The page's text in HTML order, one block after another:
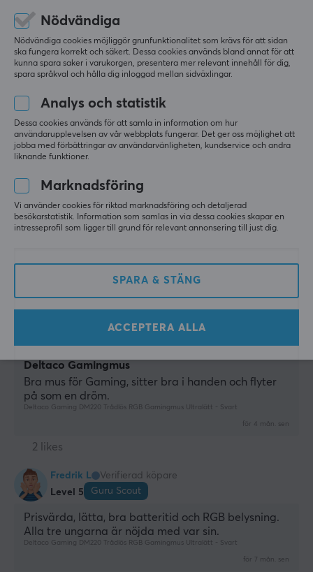
GARANTI
Producentens garanti
2 års garanti
MÅTT & VIKT
Kabellängd
1.8 meter
70 g
ÖVRIG INFORMATION
Sammanfattat med AI av GAMIFIERA.®
LÄMNA RECENSION
Alla recensioner
John P
Verifierad köpare
Level 1
Simpel, men prisvärd
Simpel mus, men väldigt prisvärd!
Priset, laddningsbar, trådlös
Speedy Knight
Deltaco Gamingmus
Bra mus för Gaming, sitter bra i handen och flyter
på som en dröm.
Deltaco Gaming DM220 Trådlös RGB Gamingmus Ultralätt - Svart
för 4 mån. sen
2 likes
Fredrik L
Verifierad köpare
Level 5
Guru Scout
Prisvärda, lätta, bra batteritid och RGB belysning.
Alla tre ungarna är nöjda med var sin.
Deltaco Gaming DM220 Trådlös RGB Gamingmus Ultralätt - Svart
för 7 mån. sen
Nödvändiga
Nödvändiga cookies möjliggör grunfunktionalitet som krävs för att sidan
ska fungera korrekt och säkert. Dessa cookies används bland annat för att
kunna spara saker i varukorgen, presentera mer relevant innehåll för dig,
spara språkval och hålla dig inloggad mellan sidväxlingar.
Analys och statistik
Dessa cookies används för att samla in information om hur
användarupplevelsen av vår webbplats fungerar. Det ger oss möjlighet att
jobba med förbättringar av användarvänligheten, kundservice och andra
liknande funktioner.
Marknadsföring
Vi använder cookies för riktad marknadsföring och detaljerad
besökarstatistik. Information som samlas in via dessa cookies skapar en
intresseprofil som ligger till grund för relevant annonsering till just dig.
SPARA & STÄNG
ACCEPTERA ALLA